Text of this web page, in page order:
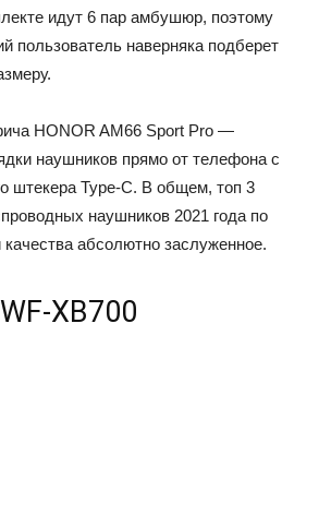
идут 6 пар амбушюр, поэтому
пользователь наверняка подберет
HONOR AM66 Sport Pro —
наушников прямо от телефона с
штекера Type-C. В общем, топ 3
наушников 2021 года по
абсолютно заслуженное.
XB700